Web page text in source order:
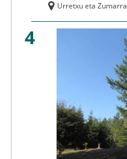
Urretxu eta
4